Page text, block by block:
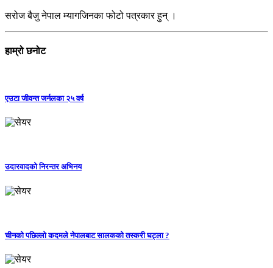
सरोज बैजु नेपाल म्यागजिनका फोटो पत्रकार हुन् ।
हाम्रो छनोट
एउटा जीवन्त जर्नलका २५ वर्ष
उदारवादको निरन्तर अभिनय
चीनको पछिल्लो कदमले नेपालबाट सालकको तस्करी घट्ला ?